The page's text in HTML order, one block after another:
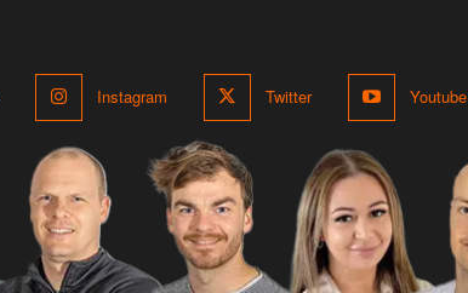
Instagram Twitter Youtube